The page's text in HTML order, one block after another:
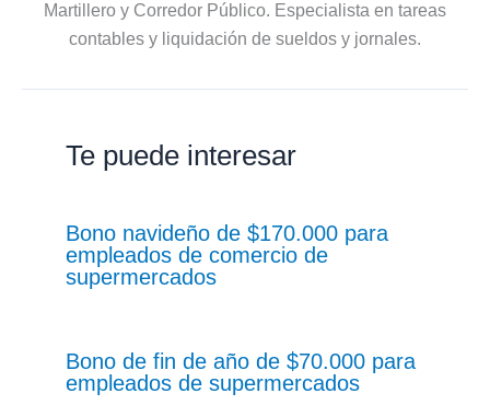
Martillero y Corredor Público. Especialista en tareas
contables y liquidación de sueldos y jornales.
Te puede interesar
Bono navideño de $170.000 para
empleados de comercio de
supermercados
Bono de fin de año de $70.000 para
empleados de supermercados